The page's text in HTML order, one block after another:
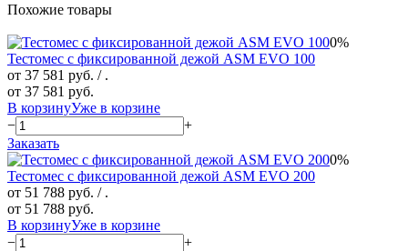
Похожие товары
0%
Тестомес с фиксированной дежой ASM EVO 100
от 37 581 руб. / .
от 37 581 руб.
В корзинуУже в корзине
−
+
Заказать
0%
Тестомес с фиксированной дежой ASM EVO 200
от 51 788 руб. / .
от 51 788 руб.
В корзинуУже в корзине
−
+